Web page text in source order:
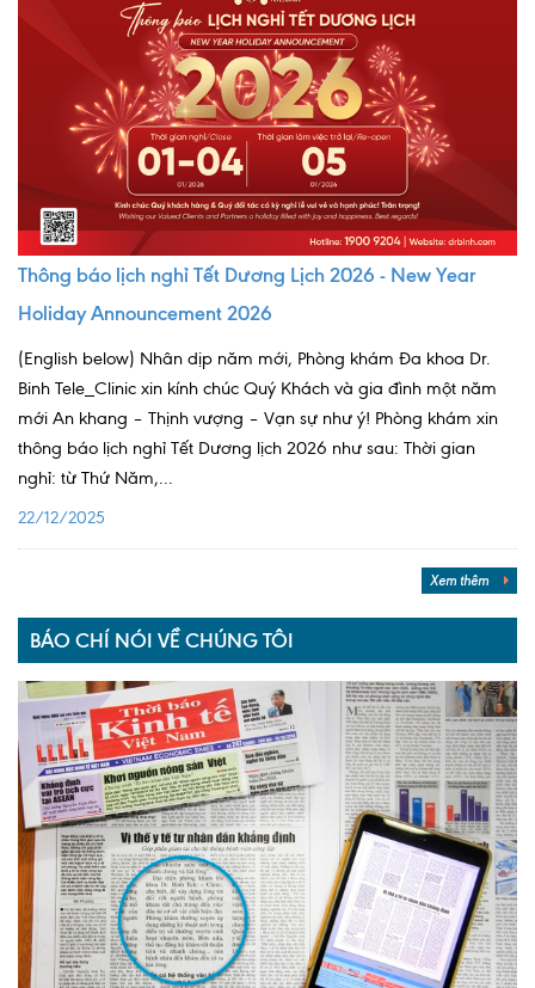
Thông báo lịch nghỉ Tết Dương Lịch 2026 - New Year
Holiday Announcement 2026
(English below) Nhân dịp năm mới, Phòng khám Đa khoa Dr.
Binh Tele_Clinic xin kính chúc Quý Khách và gia đình một năm
mới An khang – Thịnh vượng – Vạn sự như ý! Phòng khám xin
thông báo lịch nghỉ Tết Dương lịch 2026 như sau: Thời gian
nghỉ: từ Thứ Năm,...
22/12/2025
Xem thêm
BÁO CHÍ NÓI VỀ CHÚNG TÔI